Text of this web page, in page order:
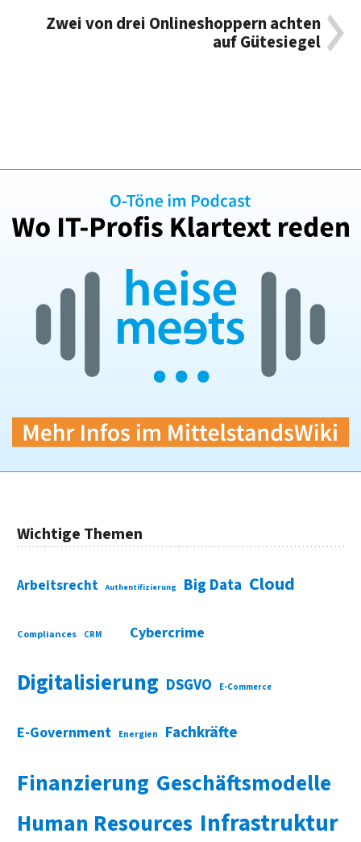
Zwei von drei Onlineshoppern achten
auf Gütesiegel
Wichtige Themen
Arbeitsrecht Authentifizierung Big Data Cloud
Compliances CRM Cybercrime
Digitalisierung DSGVO E-Commerce
E-Government Energien Fachkräfte
Finanzierung Geschäftsmodelle
Human Resources Infrastruktur